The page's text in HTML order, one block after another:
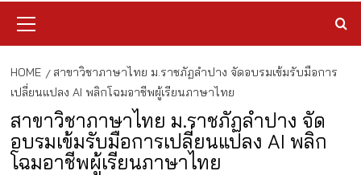
Menu
HOME
สาขาวิชาภาษาไทย ม.ราชภัฏลำปาง จัดอบรมเข้มรับมือการ
เปลี่ยนแปลง AI พลิกโฉมอาชีพผู้เรียนภาษาไทย
สาขาวิชาภาษาไทย ม.ราชภัฏลำปาง จัด
อบรมเข้มรับมือการเปลี่ยนแปลง AI พลิก
โฉมอาชีพผู้เรียนภาษาไทย